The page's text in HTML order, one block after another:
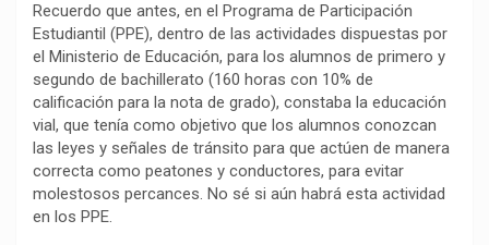
c
e
b
o
o
k
a
t
s
A
p
p
l
e
g
r
a
m
p
y
L
i
n
k
m
p
a
r
t
i
Recuerdo que antes, en el Programa de Participación
Estudiantil (PPE), dentro de las actividades dispuestas por
el Ministerio de Educación, para los alumnos de primero y
segundo de bachillerato (160 horas con 10% de
calificación para la nota de grado), constaba la educación
vial, que tenía como objetivo que los alumnos conozcan
las leyes y señales de tránsito para que actúen de manera
correcta como peatones y conductores, para evitar
molestosos percances. No sé si aún habrá esta actividad
en los PPE.